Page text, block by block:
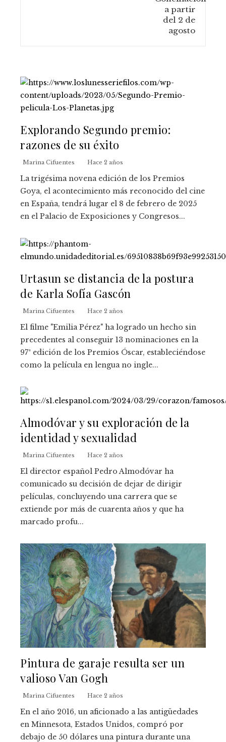
Explorando Segundo premio:
razones de su éxito
Marina Cifuentes Hace 2 años
La trigésima novena edición de los Premios
Goya, el acontecimiento más reconocido del cine
en España, tendrá lugar el 8 de febrero de 2025
en el Palacio de Exposiciones y Congresos...
Urtasun se distancia de la postura
de Karla Sofía Gascón
Marina Cifuentes Hace 2 años
El filme "Emilia Pérez" ha logrado un hecho sin
precedentes al conseguir 13 nominaciones en la
97ª edición de los Premios Óscar, estableciéndose
como la película en lengua no ingle...
Almodóvar y su exploración de la
identidad y sexualidad
Marina Cifuentes Hace 2 años
El director español Pedro Almodóvar ha
comunicado su decisión de dejar de dirigir
películas, concluyendo una carrera que se
extiende por más de cuarenta años y que ha
marcado profu...
Pintura de garaje resulta ser un
valioso Van Gogh
Marina Cifuentes Hace 2 años
En el año 2016, un aficionado a las antigüedades
en Minnesota, Estados Unidos, compró por
debajo de 50 dólares una pintura durante una